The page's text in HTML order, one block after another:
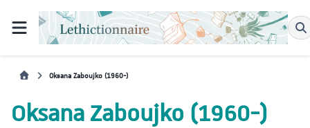
Oksana Zaboujko (1960-)
Oksana Zaboujko (1960-)